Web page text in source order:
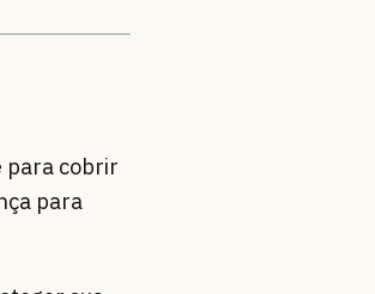
para cobrir
para